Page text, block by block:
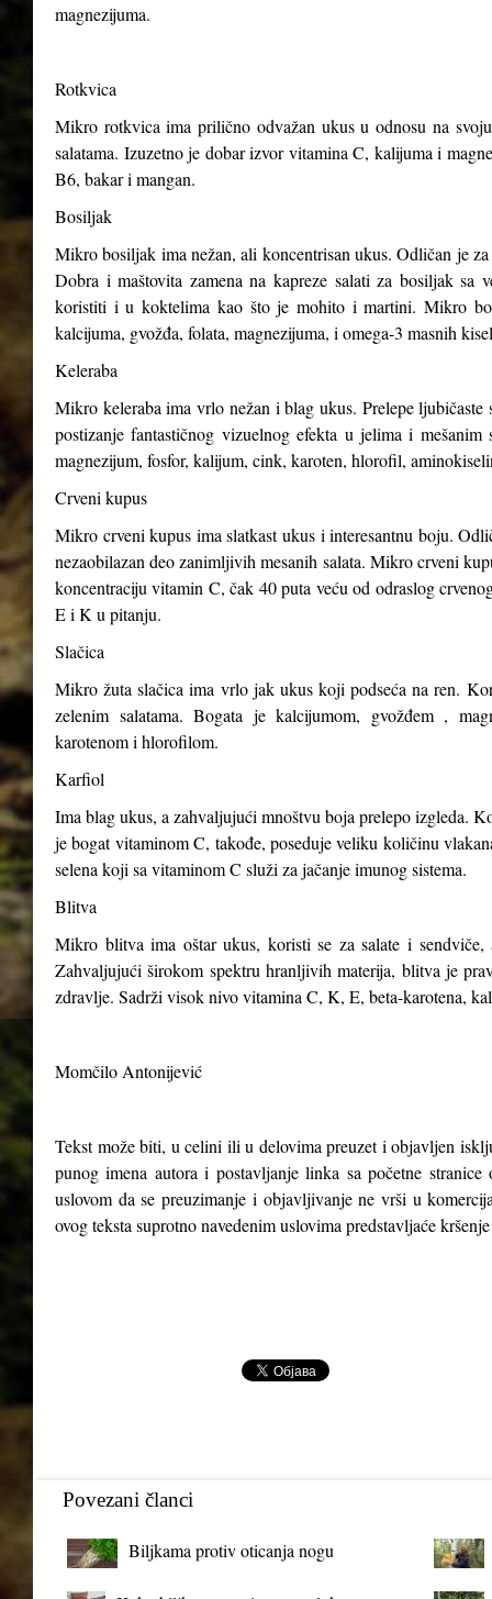
magnezijuma.
Rotkvica
Mikro rotkvica ima prilično odvažan ukus u odnosu na
salatama. Izuzetno je dobar izvor vitamina C, kalijuma i
B6, bakar i mangan.
Bosiljak
Mikro bosiljak ima nežan, ali koncentrisan ukus. Odličan je
Dobra i maštovita zamena na kapreze salati za bosiljak
koristiti i u koktelima kao što je mohito i martini. Mikro
kalcijuma, gvožđa, folata, magnezijuma, i omega-3 masnih
Keleraba
Mikro keleraba ima vrlo nežan i blag ukus. Prelepe
postizanje fantastičnog vizuelnog efekta u jelima i
magnezijum, fosfor, kalijum, cink, karoten, hlorofil,
Crveni kupus
Mikro crveni kupus ima slatkast ukus i interesantnu boju.
nezaobilazan deo zanimljivih mesanih salata. Mikro crveni
koncentraciju vitamin C, čak 40 puta veću od odraslog
E i K u pitanju.
Slačica
Mikro žuta slačica ima vrlo jak ukus koji podseća na ren.
zelenim salatama. Bogata je kalcijumom, gvožđem ,
karotenom i hlorofilom.
Karfiol
Ima blag ukus, a zahvaljujući mnoštvu boja prelepo izgleda.
je bogat vitaminom C, takođe, poseduje veliku količinu
selena koji sa vitaminom C služi za jačanje imunog sistema.
Blitva
Mikro blitva ima oštar ukus, koristi se za salate i
Zahvaljujući širokom spektru hranljivih materija, blitva je
zdravlje. Sadrži visok nivo vitamina C, K, E, beta-karotena,
Momčilo Antonijević
Tekst može biti, u celini ili u delovima preuzet i objavljen
punog imena autora i postavljanje linka sa početne
uslovom da se preuzimanje i objavljivanje ne vrši u
ovog teksta suprotno navedenim uslovima predstavljaće
Povezani članci
Biljkama protiv oticanja nogu